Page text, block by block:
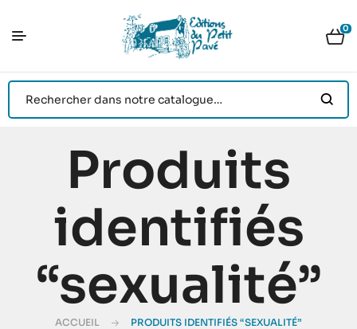
0
Produits
identifiés
“sexualité”
ACCUEIL PRODUITS IDENTIFIÉS “SEXUALITÉ”